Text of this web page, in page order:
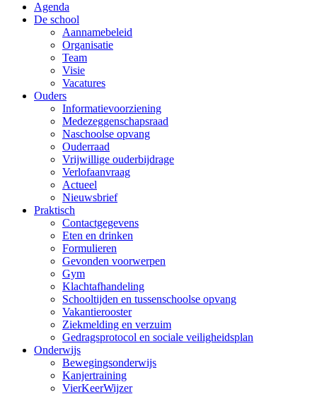
Agenda
De school
Aannamebeleid
Organisatie
Team
Visie
Vacatures
Ouders
Informatievoorziening
Medezeggenschapsraad
Naschoolse opvang
Ouderraad
Vrijwillige ouderbijdrage
Verlofaanvraag
Actueel
Nieuwsbrief
Praktisch
Contactgegevens
Eten en drinken
Formulieren
Gevonden voorwerpen
Gym
Klachtafhandeling
Schooltijden en tussenschoolse opvang
Vakantierooster
Ziekmelding en verzuim
Gedragsprotocol en sociale veiligheidsplan
Onderwijs
Bewegingsonderwijs
Kanjertraining
VierKeerWijzer